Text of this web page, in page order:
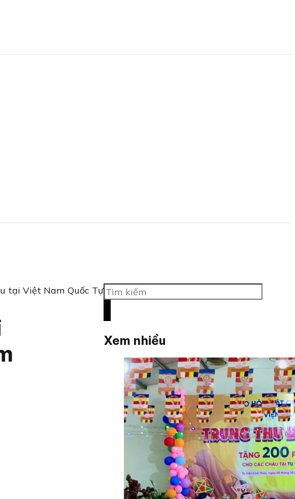
tại Việt Nam Quốc TựTìm
kiếm
Xem nhiều